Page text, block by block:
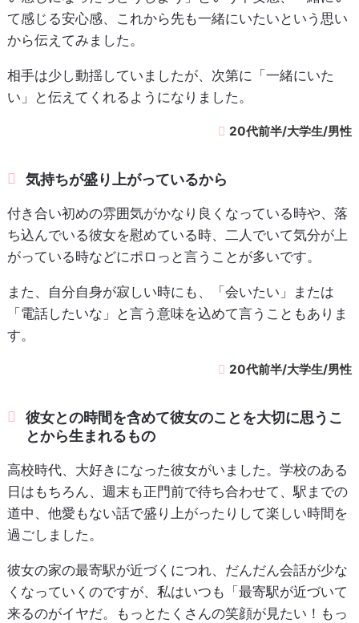
て感じる安心感、これから先も一緒にいたいという思い
から伝えてみました。
相手は少し動揺していましたが、次第に「一緒にいた
い」と伝えてくれるようになりました。
20代前半/大学生/男性
気持ちが盛り上がっているから
付き合い初めの雰囲気がかなり良くなっている時や、落
ち込んでいる彼女を慰めている時、二人でいて気分が上
がっている時などにポロっと言うことが多いです。
また、自分自身が寂しい時にも、「会いたい」または
「電話したいな」と言う意味を込めて言うこともありま
す。
20代前半/大学生/男性
彼女との時間を含めて彼女のことを大切に思うこ
とから生まれるもの
高校時代、大好きになった彼女がいました。学校のある
日はもちろん、週末も正門前で待ち合わせて、駅までの
道中、他愛もない話で盛り上がったりして楽しい時間を
過ごしました。
彼女の家の最寄駅が近づくにつれ、だんだん会話が少な
くなっていくのですが、私はいつも「最寄駅が近づいて
来るのがイヤだ。もっとたくさんの笑顔が見たい！もっ